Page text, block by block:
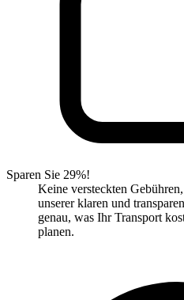
Sparen Sie 29%!
Keine versteckten
unserer klaren und
genau, was Ihr Transport
planen.